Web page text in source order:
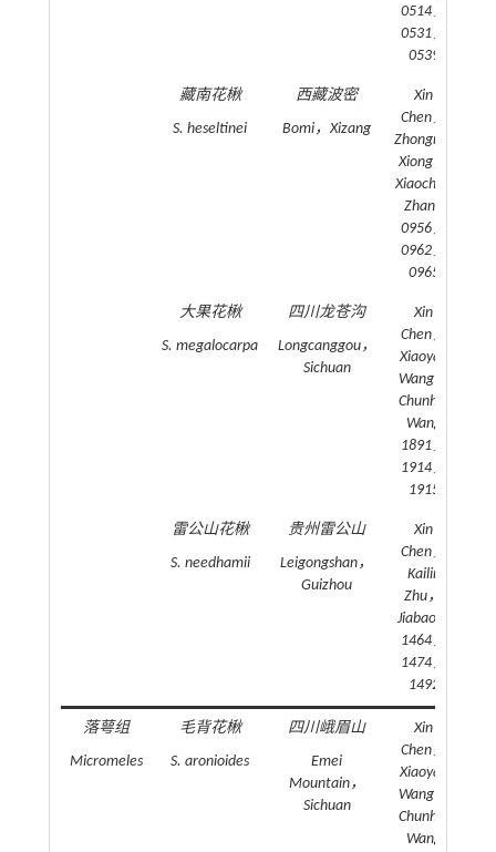
0514，
0531，
0539
藏南花楸
S. heseltinei
西藏波密
Bomi，Xizang
Xin
Chen，
Zhongren
Xiong，
Xiaochen
Zhang
0956，
0962，
0965
大果花楸
S. megalocarpa
四川龙苍沟
Longcanggou，
Sichuan
Xin
Chen，
Xiaoyan
Wang，
Chunhui
Wang
1891，
1914，
1915
雷公山花楸
S. needhamii
贵州雷公山
Leigongshan，
Guizhou
Xin
Chen，
Kailin
Zhu，
Jiabao Li
1464，
1474，
1492
落萼组
Micromeles
毛背花楸
S. aronioides
四川峨眉山
Emei
Mountain，
Sichuan
Xin
Chen，
Xiaoyan
Wang，
Chunhui
Wang